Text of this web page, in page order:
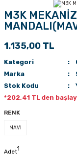
M3K
1.135,00 TL
Kategori
Marka
Stok Kodu
*202,41 TL den
RENK
MAVİ
Adet